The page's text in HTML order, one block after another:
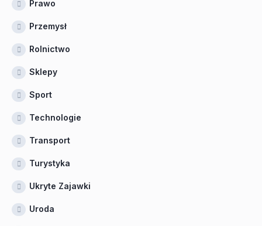
Prawo
Przemysł
Rolnictwo
Sklepy
Sport
Technologie
Transport
Turystyka
Ukryte Zajawki
Uroda